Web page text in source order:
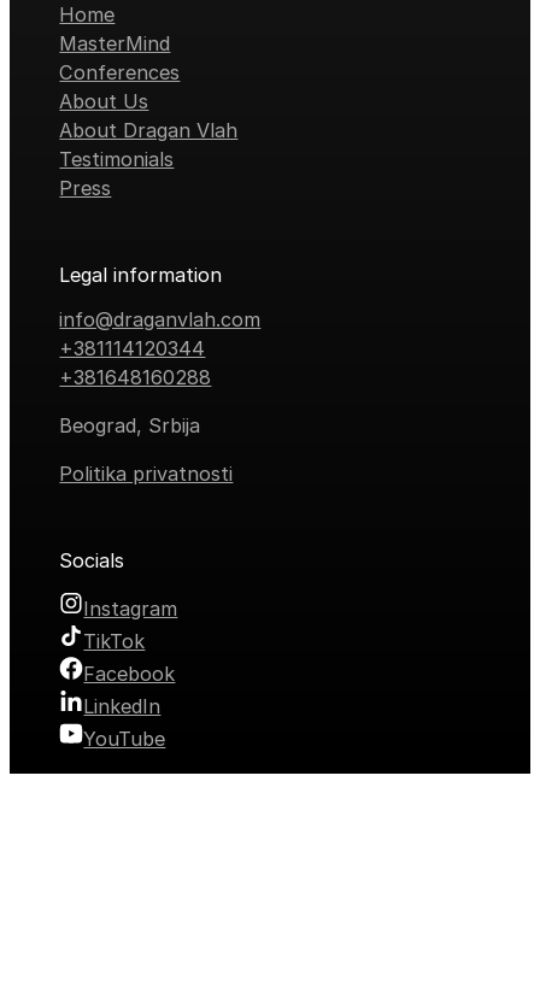
Home
MasterMind
Conferences
About Us
About Dragan Vlah
Testimonials
Press
Legal information
info@draganvlah.com
+381114120344
+381648160288
Beograd, Srbija
Politika privatnosti
Socials
Instagram
TikTok
Facebook
LinkedIn
YouTube